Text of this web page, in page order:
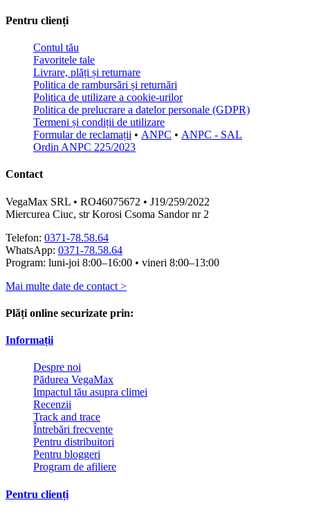
Pentru clienți
Contul tău
Favoritele tale
Livrare, plăți și returnare
Politica de rambursări și returnări
Politica de utilizare a cookie-urilor
Politica de prelucrare a datelor personale (GDPR)
Termeni și condiții de utilizare
Formular de reclamații • ANPC • ANPC - SAL
Ordin ANPC 225/2023
Contact
VegaMax SRL • RO46075672 • J19/259/2022
Miercurea Ciuc, str Korosi Csoma Sandor nr 2
Telefon: 0371-78.58.64
WhatsApp: 0371-78.58.64
Program: luni-joi 8:00–16:00 • vineri 8:00–13:00
Mai multe date de contact >
Plăți online securizate prin:
Informații
Despre noi
Pădurea VegaMax
Impactul tău asupra climei
Recenzii
Track and trace
Întrebări frecvente
Pentru distribuitori
Pentru bloggeri
Program de afiliere
Pentru clienți